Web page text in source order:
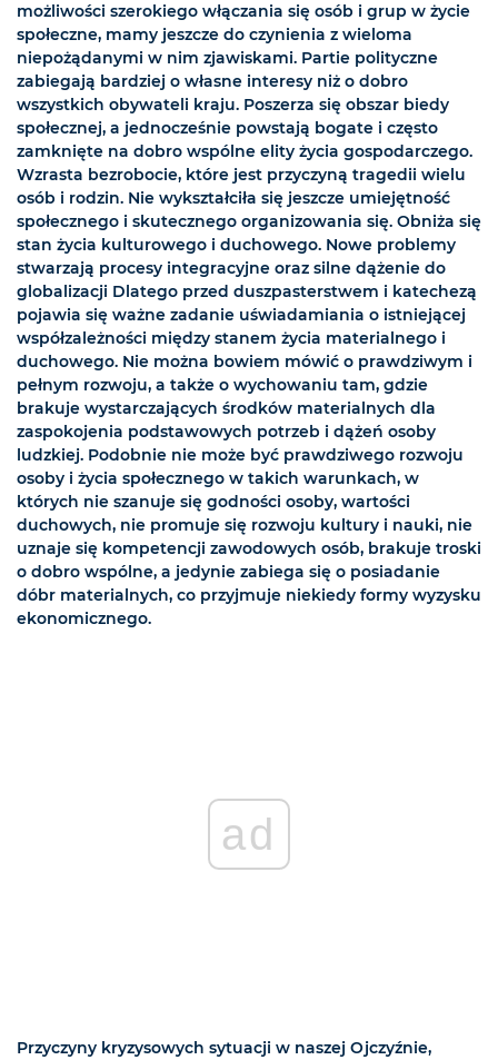
możliwości szerokiego włączania się osób i grup w życie
społeczne, mamy jeszcze do czynienia z wieloma
niepożądanymi w nim zjawiskami. Partie polityczne
zabiegają bardziej o własne interesy niż o dobro
wszystkich obywateli kraju. Poszerza się obszar biedy
społecznej, a jednocześnie powstają bogate i często
zamknięte na dobro wspólne elity życia gospodarczego.
Wzrasta bezrobocie, które jest przyczyną tragedii wielu
osób i rodzin. Nie wykształciła się jeszcze umiejętność
społecznego i skutecznego organizowania się. Obniża się
stan życia kulturowego i duchowego. Nowe problemy
stwarzają procesy integracyjne oraz silne dążenie do
globalizacji Dlatego przed duszpasterstwem i katechezą
pojawia się ważne zadanie uświadamiania o istniejącej
współzależności między stanem życia materialnego i
duchowego. Nie można bowiem mówić o prawdziwym i
pełnym rozwoju, a także o wychowaniu tam, gdzie
brakuje wystarczających środków materialnych dla
zaspokojenia podstawowych potrzeb i dążeń osoby
ludzkiej. Podobnie nie może być prawdziwego rozwoju
osoby i życia społecznego w takich warunkach, w
których nie szanuje się godności osoby, wartości
duchowych, nie promuje się rozwoju kultury i nauki, nie
uznaje się kompetencji zawodowych osób, brakuje troski
o dobro wspólne, a jedynie zabiega się o posiadanie
dóbr materialnych, co przyjmuje niekiedy formy wyzysku
ekonomicznego.
ad
Przyczyny kryzysowych sytuacji w naszej Ojczyźnie,